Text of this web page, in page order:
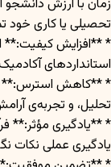
زمان با ارزش دانشجو
تحصیلی یا کاری خود
* **افزایش کیفیت:**
استانداردهای
* **کاهش استرس:**
تحلیل، و تجربه‌ی
* **یادگیری مؤثر:**
یادگیری عملی نکات